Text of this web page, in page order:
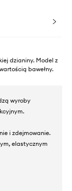
dzianiny. Model z
bawełny.
wyroby
i zdejmowanie.
elastycznym